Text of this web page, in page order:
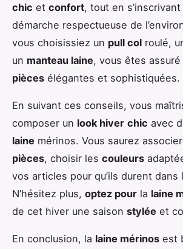
chic et confort, tout en
démarche respectueuse de
vous choisissiez un pull col roulé,
un manteau laine, vous êtes assuré
pièces élégantes et sophistiquées.
En suivant ces conseils, vous
composer un look hiver chic avec
laine mérinos. Vous saurez
pièces, choisir les couleurs
vos articles pour qu’ils durent dans
N’hésitez plus, optez pour la laine
de cet hiver une saison stylée et
En conclusion, la laine mérinos est